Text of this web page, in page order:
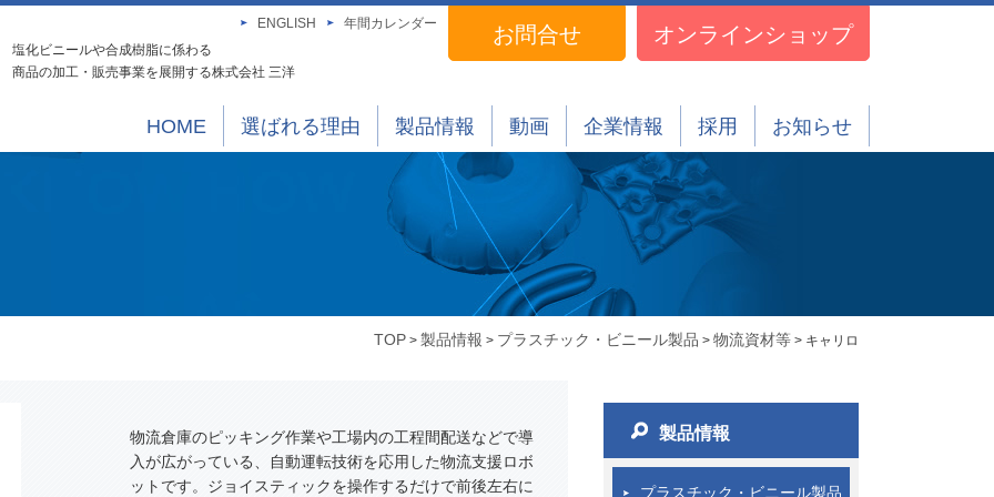
ENGLISH 年間カレンダー お問合せ オンラインショップ
塩化ビニールや合成樹脂に係わる
商品の加工・販売事業を展開する株式会社 三洋
HOME 選ばれる理由 製品情報 動画 企業情報 採用 お知らせ
TOP > 製品情報 > プラスチック・ビニール製品 > 物流資材等 > キャリロ
物流倉庫のピッキング作業や工場内の工程間配送などで導
入が広がっている、自動運転技術を応用した物流支援ロボ
ットです。ジョイスティックを操作するだけで前後左右に
製品情報
プラスチック・ビニール製品